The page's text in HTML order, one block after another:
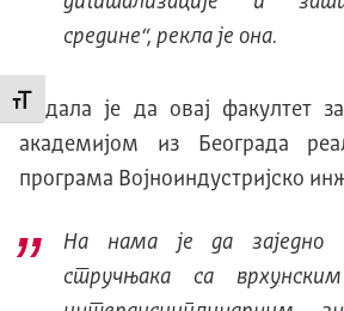
Промени величину слова
средине“, рекла је она.
Додала је да овај факултет
академијом из Београда
програма Војноиндустријско
На нама је да заједно
стручњака са